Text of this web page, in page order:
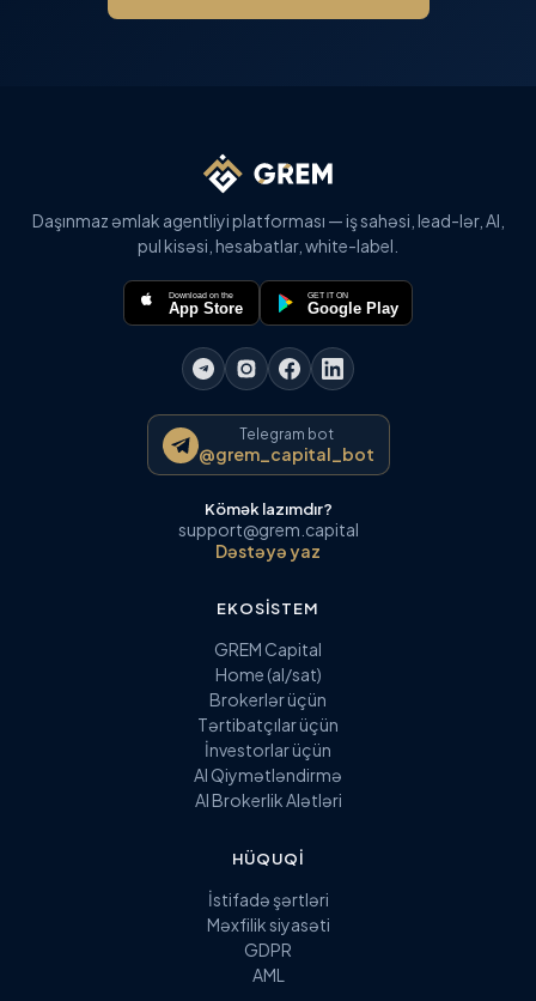
Daşınmaz əmlak agentliyi platforması — iş sahəsi, lead-lər, AI,
pul kisəsi, hesabatlar, white-label.
Download on the
App Store
GET IT ON
Google Play
Telegram bot
@grem_capital_bot
Kömək lazımdır?
support@grem.capital
Dəstəyə yaz
EKOSISTEM
GREM Capital
Home (al/sat)
Brokerlər üçün
Tərtibatçılar üçün
İnvestorlar üçün
AI Qiymətləndirmə
AI Brokerlik Alətləri
HÜQUQI
İstifadə şərtləri
Məxfilik siyasəti
GDPR
AML